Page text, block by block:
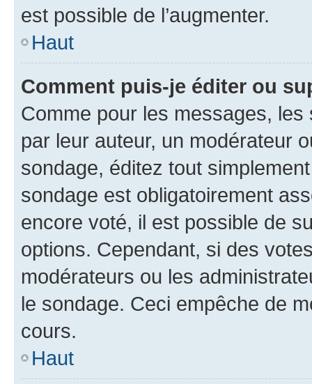
est possible de l’augmenter.
Haut
Comment puis-je éditer ou
Comme pour les messages,
par leur auteur, un modérateur
sondage, éditez tout
sondage est obligatoirement
encore voté, il est possible de
options. Cependant, si des
modérateurs ou les
le sondage. Ceci empêche de
cours.
Haut